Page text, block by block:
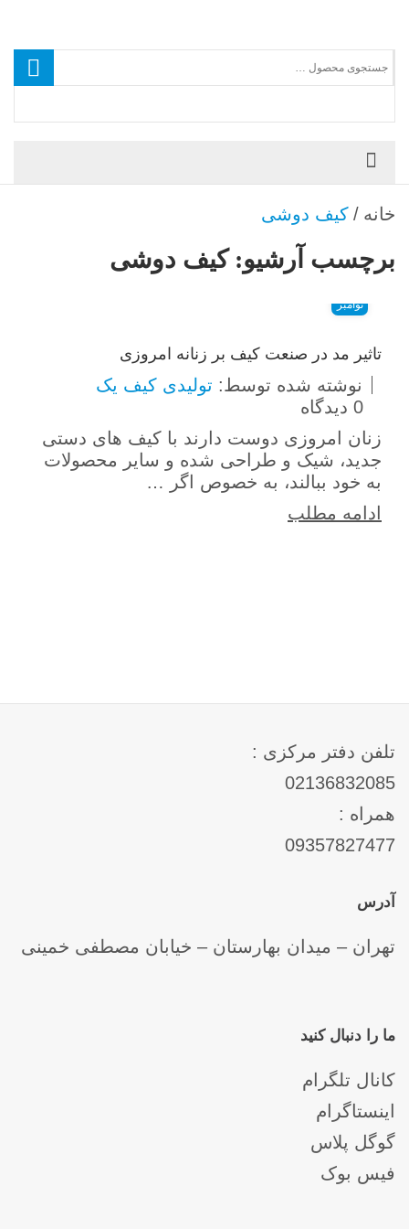
خانه / کیف دوشی
برچسب آرشیو:کیف دوشی
نوامبر
تاثیر مد در صنعت کیف بر زنانه امروزی
نوشته شده توسط: تولیدی کیف یک
0 دیدگاه
زنان امروزی دوست دارند با کیف های دستی
جدید، شیک و طراحی شده و سایر محصولات
به خود ببالند، به خصوص اگر …
ادامه مطلب
تلفن دفتر مرکزی :
02136832085
همراه :
09357827477
آدرس
تهران – میدان بهارستان – خیابان مصطفی خمینی
ما را دنبال کنید
کانال تلگرام
اینستاگرام
گوگل پلاس
فیس بوک